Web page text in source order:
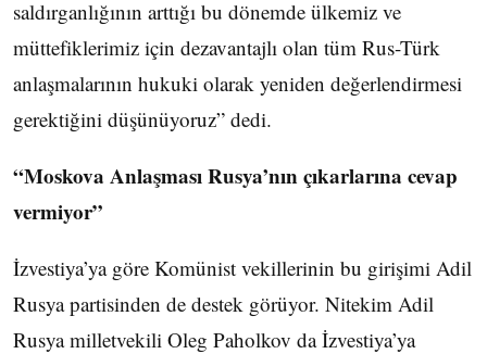
saldırganlığının arttığı bu dönemde ülkemiz ve
müttefiklerimiz için dezavantajlı olan tüm Rus-Türk
anlaşmalarının hukuki olarak yeniden değerlendirmesi
gerektiğini düşünüyoruz” dedi.
“Moskova Anlaşması Rusya’nın çıkarlarına cevap
vermiyor”
İzvestiya’ya göre Komünist vekillerinin bu girişimi Adil
Rusya partisinden de destek görüyor. Nitekim Adil
Rusya milletvekili Oleg Paholkov da İzvestiya’ya